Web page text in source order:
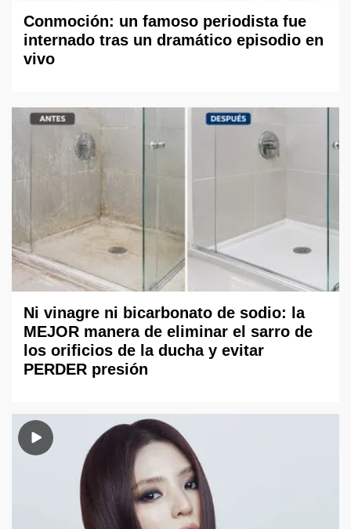
Conmoción: un famoso periodista fue
internado tras un dramático episodio en
vivo
Ni vinagre ni bicarbonato de sodio: la
MEJOR manera de eliminar el sarro de
los orificios de la ducha y evitar
PERDER presión